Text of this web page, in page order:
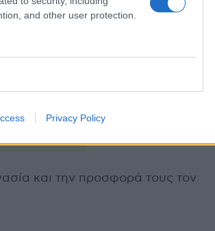
and other user protection.
Privacy Policy
και την προσφορά τους τον